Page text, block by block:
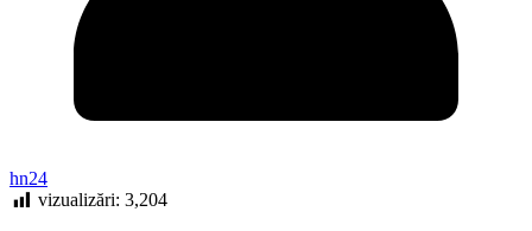
hn24
vizualizări: 3,204